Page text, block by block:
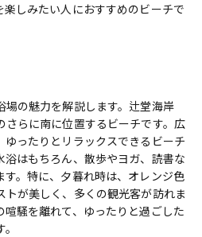
楽しみたい人におすすめのビーチで
場の魅力を解説します。辻堂海岸
さらに南に位置するビーチです。広
ったりとリラックスできるビーチ
浴はもちろん、散歩やヨガ、読書な
す。特に、夕暮れ時は、オレンジ色
トが美しく、多くの観光客が訪れま
騒を離れて、ゆったりと過ごした